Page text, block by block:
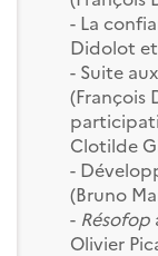
- La
Didolot et
- Suite
(François
Clotilde
-
(Bruno
- Résofop
Olivier